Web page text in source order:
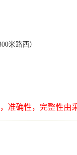
米路西）
准确性，完整性由